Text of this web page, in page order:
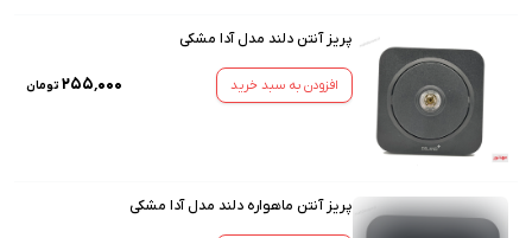
پریز آنتن دلند مدل آدا مشکی
افزودن به سبد خرید ۲۵۵٬۰۰۰ تومان
پریز آنتن ماهواره دلند مدل آدا مشکی